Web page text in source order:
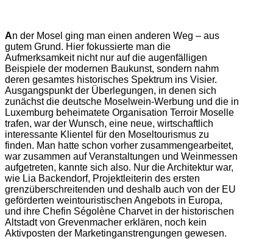
An der Mosel ging man einen anderen Weg – aus
gutem Grund. Hier fokussierte man die
Aufmerksamkeit nicht nur auf die augenfälligen
Beispiele der modernen Baukunst, sondern nahm
deren gesamtes historisches Spektrum ins Visier.
Ausgangspunkt der Überlegungen, in denen sich
zunächst die deutsche Moselwein-Werbung und die in
Luxemburg beheimatete Organisation Terroir Moselle
trafen, war der Wunsch, eine neue, wirtschaftlich
interessante Klientel für den Moseltourismus zu
finden. Man hatte schon vorher zusammengearbeitet,
war zusammen auf Veranstaltungen und Weinmessen
aufgetreten, kannte sich also. Nur die Architektur war,
wie Lia Backendorf, Projektleiterin des ersten
grenzüberschreitenden und deshalb auch von der EU
geförderten weintouristischen Angebots in Europa,
und ihre Chefin Ségolène Charvet in der historischen
Altstadt von Grevenmacher erklären, noch kein
Aktivposten der Marketinganstrengungen gewesen.